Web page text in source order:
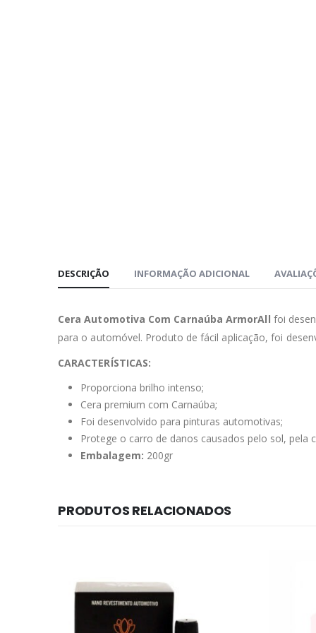
DESCRIÇÃO INFORMAÇÃO ADICIONAL
Cera Automotiva Com Carnaúba ArmorAll foi
para o automóvel. Produto de fácil aplicação, foi
CARACTERÍSTICAS:
Proporciona brilho intenso;
Cera premium com Carnaúba;
Foi desenvolvido para pinturas automotivas;
Protege o carro de danos causados pelo sol, pela
Embalagem: 200gr
PRODUTOS RELACIONADOS